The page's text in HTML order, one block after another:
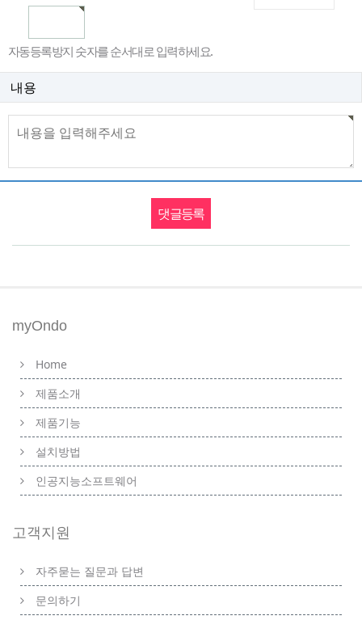
자동등록방지 숫자를 순서대로 입력하세요.
내용
myOndo
Home
제품소개
제품기능
설치방법
인공지능소프트웨어
고객지원
자주묻는 질문과 답변
문의하기